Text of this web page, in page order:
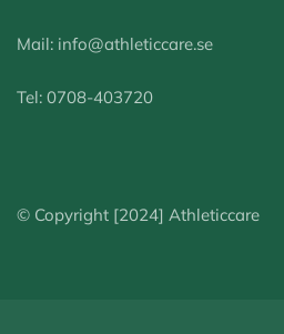
Mail: info@athleticcare.se
Tel: 0708-403720
© Copyright [2024] Athleticcare